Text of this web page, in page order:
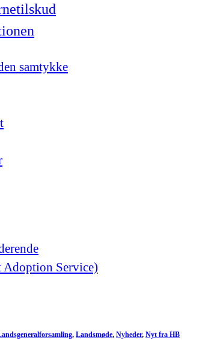
samtykke
Service)
, Landsmøde, Nyheder, Nyt fra HB